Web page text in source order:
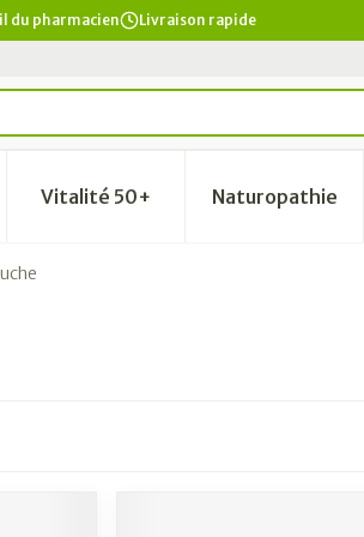
du pharmacien Livraison rapide
et hygiène
catégorie Régime, alimentation &
sous-menu pour la catégorie
Vitalité 50+Afficher le sous-menu pour
Naturopathie
Afficher